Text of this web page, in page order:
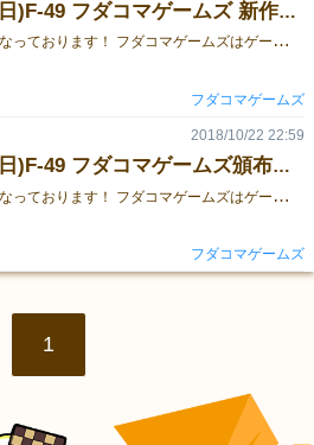
11/25(日)F-49 フダコマゲームズ 新作ご紹介
お
世話になっております！ フダコマゲームズはゲームマーケット2018秋に出展します。 今回は新作「クーペレイション」のご紹介です。 クーペレイションは、全員で協力してグラスタワーを完成させる＜協力型ゲーム＞です！ 完成した後はカードを裏返してシャンパンタワーも演出できますよ～ ルールはシンプル、基本的には ・下２枚の間に数字が収まるように並べる だけです。 けれどこれがやってみると難しい！ 完成が近づくにつれて、手札を置ける余裕が凄い勢いで無くなります・・ 更には相談禁止！！ お互いの手札を読まないと、首を絞めあう展開に・・ 極め付きは、頂点に置けるたった一枚の＜フィニッシュカード＞！！！ 協力ゲームなのに、互いに責任を押し付けあう、新しいプレイ感が味わえますよ・・ この細い線をギリギリ渡り切れるよう、カード配置の細則を工夫しました。 皆さん是非とも挑戦してみてくださいな(o´艸`) ↓ルールが気になる方はこちらをどうぞ クーペレイション_ルール 近日予約フォームも作成しますので、今しばらくお待ちください！
フダコマゲームズ
11/25(日)F-49 フダコマゲームズ頒布ご案内
お
世話になっております！ フダコマゲームズはゲームマーケット2018秋に出展します。 まずは軽く頒布品のご紹介を。 新作「クーペレイション」 今までちょっと無かった？感じの協力ゲームです。 何度も挑戦し甲斐のあるようプレイ時間短め難易度高めに仕上げてます！ どんなゲームかは今後少しずつ紹介させていただきます！ 準新作「くだサル」 なんとホビージャパン第１回ゲーム公募にて選出されました！！ どんな感じの製品になるかは今後のアナウンスをお楽しみに！ こちらは在庫限りで再版ございません。売切れたらごめんなさい！ そんなわけで、また次回の投稿をお楽しみに！
2018/10/22 22:59
フダコマゲームズ
1